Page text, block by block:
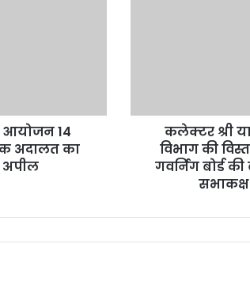
14
अदालत का
अपील
कलेक्टर श्री
विभाग की
गवर्निंग बोर्ड